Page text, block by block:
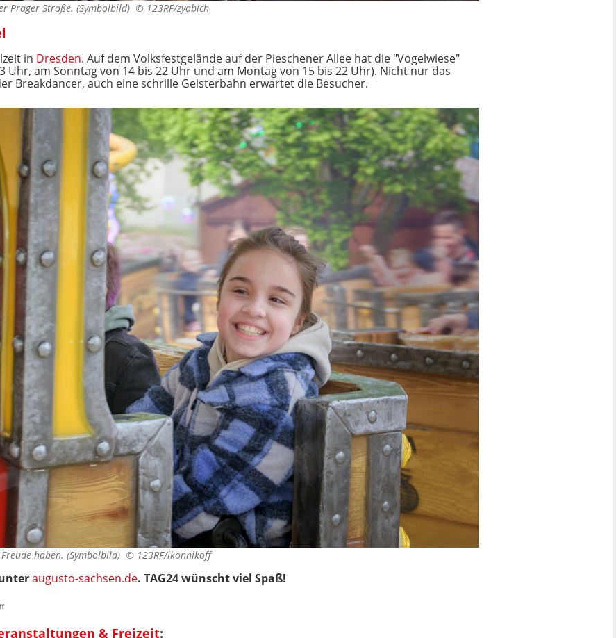
Prager Straße. (Symbolbild) © 123RF/zyabich
in Dresden. Auf dem Volksfestgelände auf der Pieschener Allee hat die "Vogelwiese"
Uhr, am Sonntag von 14 bis 22 Uhr und am Montag von 15 bis 22 Uhr). Nicht nur das
Breakdancer, auch eine schrille Geisterbahn erwartet die Besucher.
haben. (Symbolbild) © 123RF/ikonnikoff
augusto-sachsen.de. TAG24 wünscht viel Spaß!
& Freizeit: